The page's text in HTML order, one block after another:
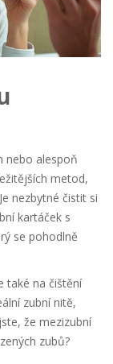
nebo alespoň
metod,
nezbytné čistit si
kartáček s
se pohodlně
také na čištění
zubní nitě,
že mezizubní
zubů?